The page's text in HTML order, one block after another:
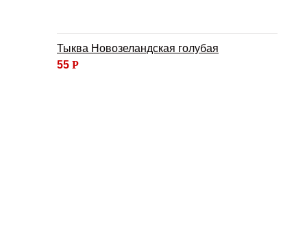
Тыква Новозеландская голубая
55 Р